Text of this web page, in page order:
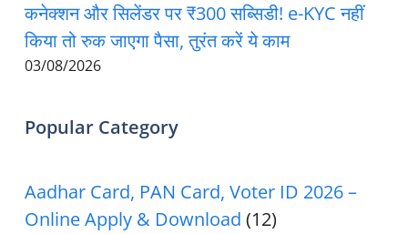
कनेक्शन और सिलेंडर पर ₹300 सब्सिडी! e-KYC नहीं
किया तो रुक जाएगा पैसा, तुरंत करें ये काम
03/08/2026
Popular Category
Aadhar Card, PAN Card, Voter ID 2026 –
Online Apply & Download (12)